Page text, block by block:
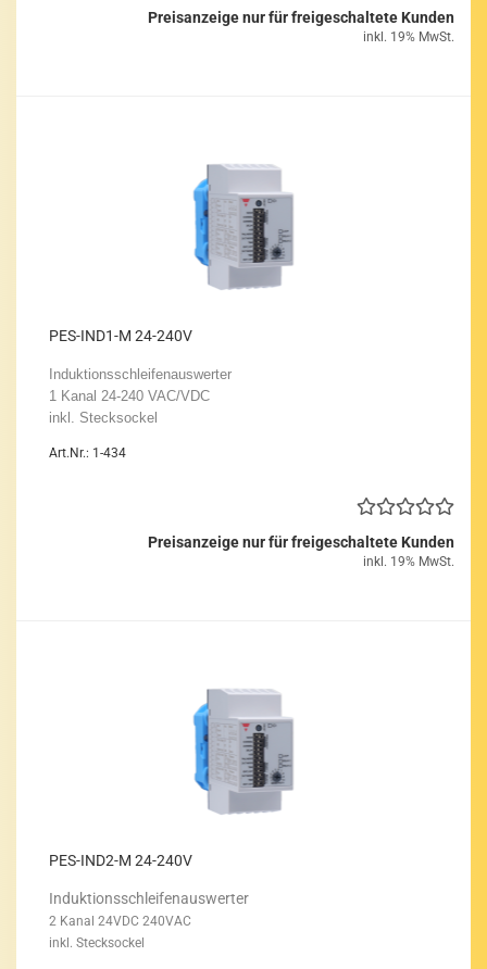
Preisanzeige nur für freigeschaltete Kunden
inkl. 19% MwSt.
PES-​IND1-​M 24-​240V
In­duk­ti­ons­schlei­fen­aus­wer­ter
1 Kanal 24-​240 VAC/VDC
inkl. Steck­so­ckel
Art.Nr.: 1-434
Preisanzeige nur für freigeschaltete Kunden
inkl. 19% MwSt.
PES-​IND2-​M 24-​240V
In­duk­ti­ons­schlei­fen­aus­wer­ter
2 Kanal 24VDC 240VAC
inkl. Steck­so­ckel